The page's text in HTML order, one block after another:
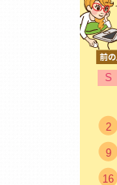
S
2
9
16